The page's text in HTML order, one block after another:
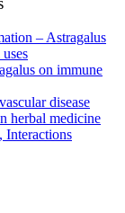
– Astragalus
on immune
disease
herbal medicine
Interactions